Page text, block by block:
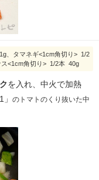
、タマネギ<1cm角切り> 1/2
<1cm角切り> 1/2本 40g
を入れ、中火で加熱
のトマトのくり抜いた中